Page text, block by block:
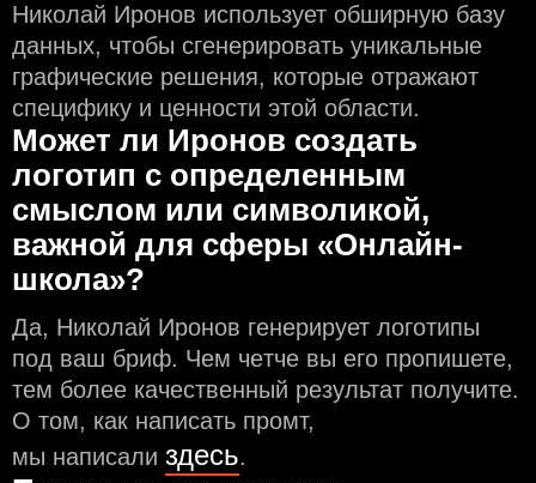
Николай Иронов использует обширную базу
данных, чтобы сгенерировать уникальные
графические решения, которые отражают
специфику и ценности этой области.
Может ли Иронов создать
логотип с определeнным
смыслом или символикой,
важной для сферы «Онлайн-
школа»?
Да, Николай Иронов генерирует логотипы
под ваш бриф. Чем чeтче вы его пропишете,
тем более качественный результат получите.
О том, как написать промт,
мы написали здесь.